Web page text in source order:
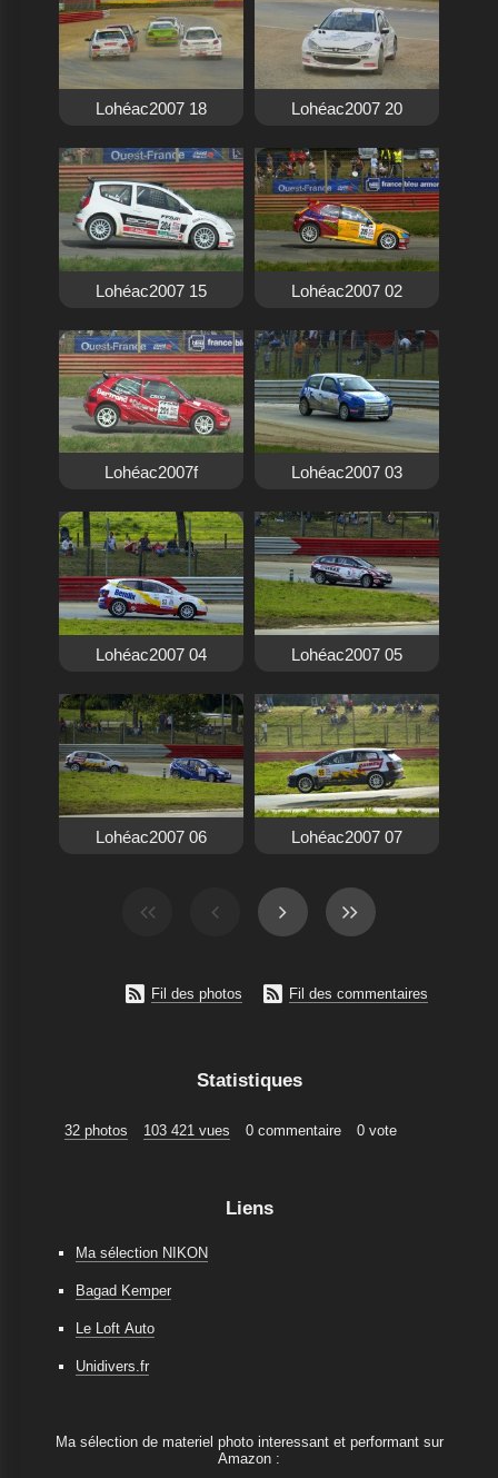
Lohéac2007 18 Lohéac2007 20
Lohéac2007 15 Lohéac2007 02
Lohéac2007f Lohéac2007 03
Lohéac2007 04 Lohéac2007 05
Lohéac2007 06 Lohéac2007 07
 Fil des photos  Fil des commentaires
Statistiques
32 photos 103 421 vues 0 commentaire 0 vote
Liens
Ma sélection NIKON
Bagad Kemper
Le Loft Auto
Unidivers.fr
Ma sélection de materiel photo interessant et performant sur
Amazon :